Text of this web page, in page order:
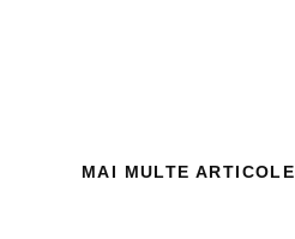
MAI MULTE ARTICOLE